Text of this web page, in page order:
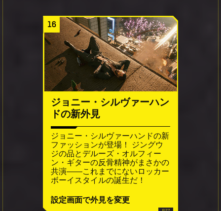
16
ジョニー・シルヴァーハン
ドの新外見
ジョニー・シルヴァーハンドの新
ファッションが登場！ ジングウ
ジの品とデルーズ・オルフィー
ン・ギターの反骨精神がまさかの
共演――これまでにないロッカー
ボーイスタイルの誕生だ！
設定画面で外見を変更